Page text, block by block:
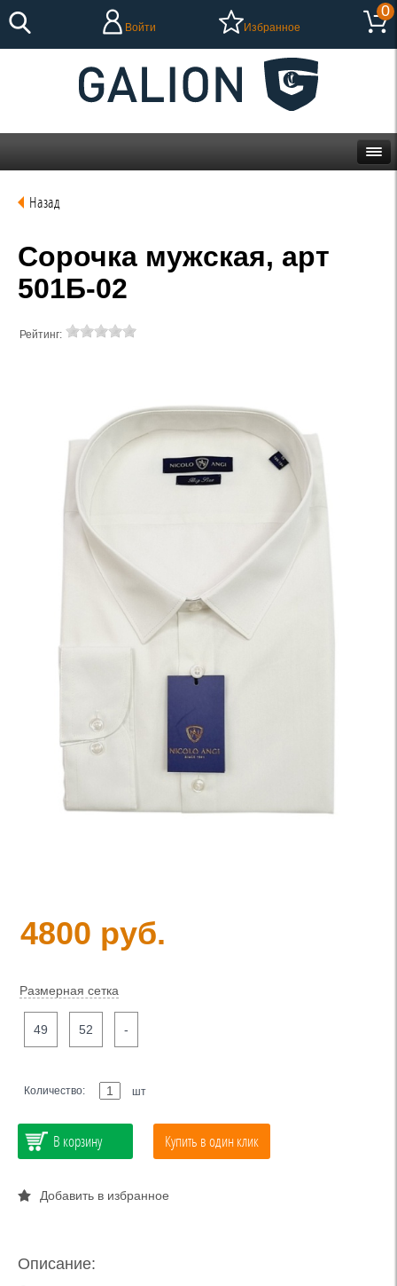
Войти Избранное
0
Назад
Сорочка мужская, арт
501Б-02
Рейтинг:
4800 руб.
Размерная сетка
49 52 -
Количество: шт
В корзину Купить в один клик
Добавить в избранное
Описание: